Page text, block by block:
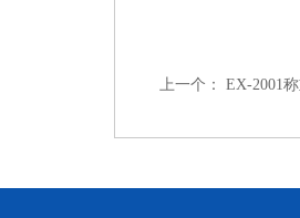
上一个： EX-2001